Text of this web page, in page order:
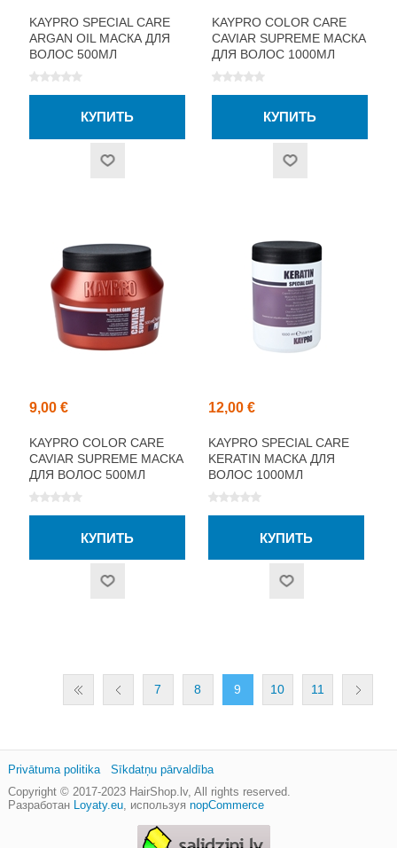
KAYPRO SPECIAL CARE
ARGAN OIL МАСКА ДЛЯ
ВОЛОС 500МЛ
KAYPRO COLOR CARE
CAVIAR SUPREME МАСКА
ДЛЯ ВОЛОС 1000МЛ
9,00 €
KAYPRO COLOR CARE
CAVIAR SUPREME МАСКА
ДЛЯ ВОЛОС 500МЛ
12,00 €
KAYPRO SPECIAL CARE
KERATIN МАСКА ДЛЯ
ВОЛОС 1000МЛ
7 8 9 10 11
Copyright © 2017-2023 HairShop.lv, All rights reserved.
Разработан Loyaty.eu, используя nopCommerce
Privātuma politika Sīkdatņu pārvaldība